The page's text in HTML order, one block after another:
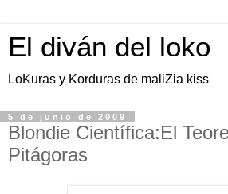
El diván del loko
LoKuras y Korduras de maliZia kiss
5 de junio de 2009
Blondie Científica:El
Pitágoras